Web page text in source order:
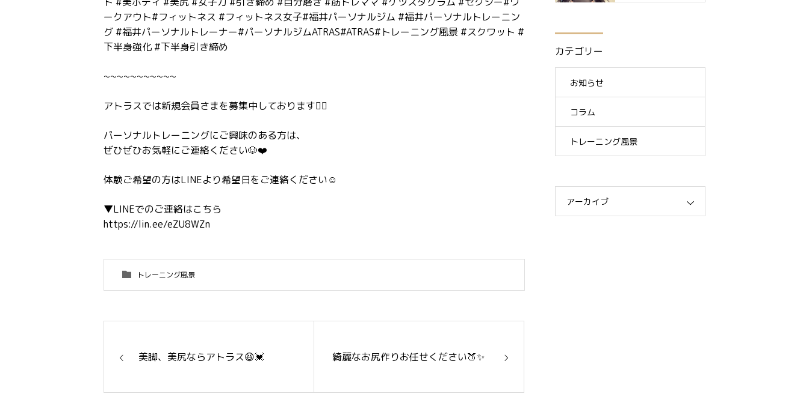
ークアウト#フィットネス #フィットネス女子#福井パーソナルジム #福井パーソナルトレーニン
グ #福井パーソナルトレーナー#パーソナルジムATRAS#ATRAS#トレーニング風景 #スクワット #
下半身強化 #下半身引き締め
~~~~~~~~~~~
アトラスでは新規会員さまを募集中しております🏋️‍♂️
パーソナルトレーニングにご興味のある方は、
ぜひぜひお気軽にご連絡ください🐶❤️
体験ご希望の方はLINEより希望日をご連絡ください☺️
▼LINEでのご連絡はこちら
https://lin.ee/eZU8WZn
トレーニング風景
美脚、美尻ならアトラス😆💓 綺麗なお尻作りお任せください🍑✨
カテゴリー
お知らせ
コラム
トレーニング風景
アーカイブ